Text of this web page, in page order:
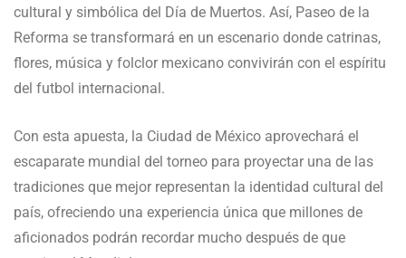
cultural y simbólica del Día de Muertos. Así, Paseo de la
Reforma se transformará en un escenario donde catrinas,
flores, música y folclor mexicano convivirán con el espíritu
del futbol internacional.
Con esta apuesta, la Ciudad de México aprovechará el
escaparate mundial del torneo para proyectar una de las
tradiciones que mejor representan la identidad cultural del
país, ofreciendo una experiencia única que millones de
aficionados podrán recordar mucho después de que